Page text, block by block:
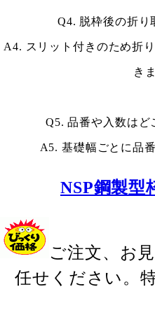
Q4. 脱枠後の折り
A4. スリット付きのため折
き
Q5. 品番や入数はど
A5. 基礎幅ごとに品
NSP鋼製型
ご注文、お
任せください。